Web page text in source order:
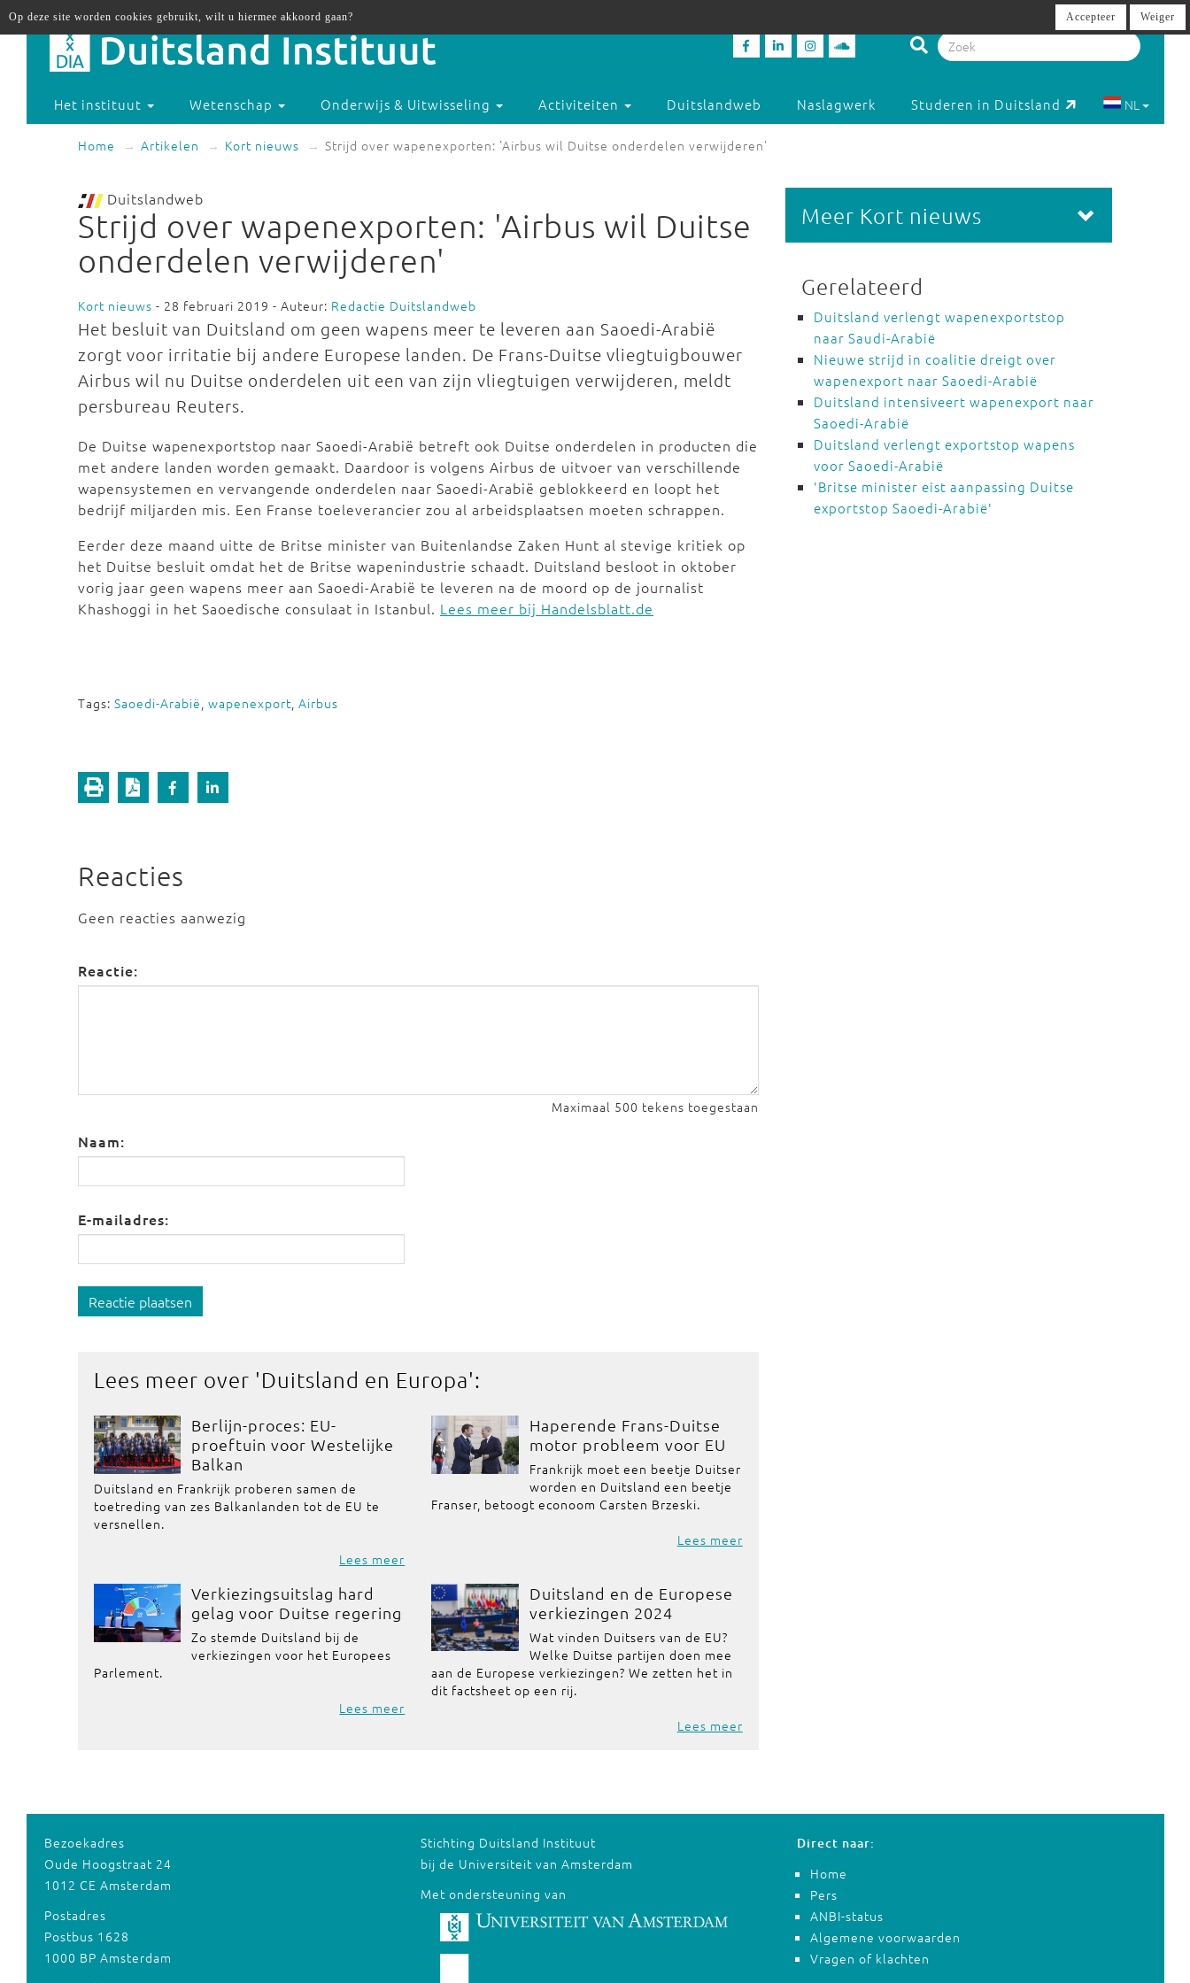
Het instituut Wetenschap Onderwijs & Uitwisseling Activiteiten Duitslandweb Naslagwerk Studeren in Duitsland NL
Home Artikelen Kort nieuws Strijd over wapenexporten: 'Airbus wil Duitse onderdelen verwijderen'
Duitslandweb
Strijd over wapenexporten: 'Airbus wil Duitse
onderdelen verwijderen'
Kort nieuws - 28 februari 2019 - Auteur: Redactie Duitslandweb
Het besluit van Duitsland om geen wapens meer te leveren aan Saoedi-Arabië
zorgt voor irritatie bij andere Europese landen. De Frans-Duitse vliegtuigbouwer
Airbus wil nu Duitse onderdelen uit een van zijn vliegtuigen verwijderen, meldt
persbureau Reuters.
De Duitse wapenexportstop naar Saoedi-Arabië betreft ook Duitse onderdelen in producten die
met andere landen worden gemaakt. Daardoor is volgens Airbus de uitvoer van verschillende
wapensystemen en vervangende onderdelen naar Saoedi-Arabië geblokkeerd en loopt het
bedrijf miljarden mis. Een Franse toeleverancier zou al arbeidsplaatsen moeten schrappen.
Eerder deze maand uitte de Britse minister van Buitenlandse Zaken Hunt al stevige kritiek op
het Duitse besluit omdat het de Britse wapenindustrie schaadt. Duitsland besloot in oktober
vorig jaar geen wapens meer aan Saoedi-Arabië te leveren na de moord op de journalist
Khashoggi in het Saoedische consulaat in Istanbul. Lees meer bij Handelsblatt.de
Tags: Saoedi-Arabië, wapenexport, Airbus
Reacties
Geen reacties aanwezig
Reactie:
Maximaal 500 tekens toegestaan
Naam:
E-mailadres:
Reactie plaatsen
Lees meer over 'Duitsland en Europa':
Berlijn-proces: EU-
proeftuin voor Westelijke
Balkan
Duitsland en Frankrijk proberen samen de
toetreding van zes Balkanlanden tot de EU te
versnellen.
Lees meer
Haperende Frans-Duitse
motor probleem voor EU
Frankrijk moet een beetje Duitser
worden en Duitsland een beetje
Franser, betoogt econoom Carsten Brzeski.
Lees meer
Verkiezingsuitslag hard
gelag voor Duitse regering
Zo stemde Duitsland bij de
verkiezingen voor het Europees
Parlement.
Lees meer
Duitsland en de Europese
verkiezingen 2024
Wat vinden Duitsers van de EU?
Welke Duitse partijen doen mee
aan de Europese verkiezingen? We zetten het in
dit factsheet op een rij.
Lees meer
Meer Kort nieuws
Gerelateerd
Duitsland verlengt wapenexportstop
naar Saudi-Arabië
Nieuwe strijd in coalitie dreigt over
wapenexport naar Saoedi-Arabië
Duitsland intensiveert wapenexport naar
Saoedi-Arabië
Duitsland verlengt exportstop wapens
voor Saoedi-Arabië
'Britse minister eist aanpassing Duitse
exportstop Saoedi-Arabië'
Bezoekadres
Oude Hoogstraat 24
1012 CE Amsterdam
Postadres
Postbus 1628
1000 BP Amsterdam
Stichting Duitsland Instituut
bij de Universiteit van Amsterdam
Met ondersteuning van
Direct naar:
Home
Pers
ANBI-status
Algemene voorwaarden
Vragen of klachten
Op deze site worden cookies gebruikt, wilt u hiermee akkoord gaan? Accepteer Weiger